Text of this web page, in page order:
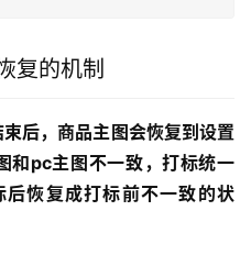
复的机制
后，商品主图会恢复到设置
和pc主图不一致，打标统一
恢复成打标前不一致的状